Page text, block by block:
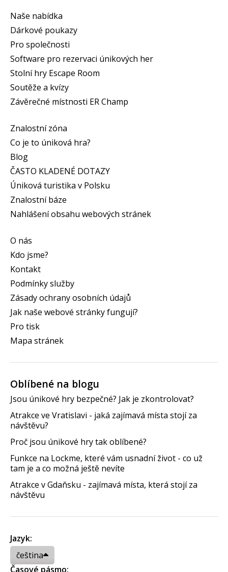
Naše nabídka
Dárkové poukazy
Pro společnosti
Software pro rezervaci únikových her
Stolní hry Escape Room
Soutěže a kvízy
Závěrečné místnosti ER Champ
Znalostní zóna
Co je to úniková hra?
Blog
ČASTO KLADENÉ DOTAZY
Úniková turistika v Polsku
Znalostní báze
Nahlášení obsahu webových stránek
O nás
Kdo jsme?
Kontakt
Podmínky služby
Zásady ochrany osobních údajů
Jak naše webové stránky fungují?
Pro tisk
Mapa stránek
Oblíbené na blogu
Jsou únikové hry bezpečné? Jak je zkontrolovat?
Atrakce ve Vratislavi - jaká zajímavá místa stojí za
návštěvu?
Proč jsou únikové hry tak oblíbené?
Funkce na Lockme, které vám usnadní život - co už
tam je a co možná ještě nevíte
Atrakce v Gdaňsku - zajímavá místa, která stojí za
návštěvu
Jazyk:
čeština
Časové pásmo: